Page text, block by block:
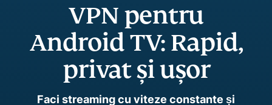
VPN pentru
Android TV: Rapid,
privat și ușor
Faci streaming cu viteze constante și